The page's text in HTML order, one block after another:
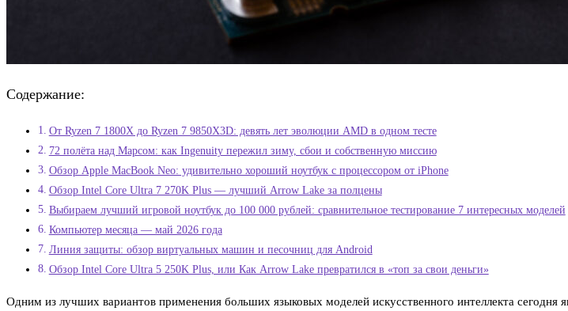
Содержание:
От Ryzen 7 1800X до Ryzen 7 9850X3D: девять лет эволюции AMD в одном тесте
72 полёта над Марсом: как Ingenuity пережил зиму, сбои и собственную миссию
Обзор Apple MacBook Neo: удивительно хороший ноутбук с процессором от iPhone
Обзор Intel Core Ultra 7 270K Plus — лучший Arrow Lake за полцены
Выбираем лучший игровой ноутбук до 100 000 рублей: сравнительное тестирование 7 интересных моделей
Компьютер месяца — май 2026 года
Линия защиты: обзор виртуальных машин и песочниц для Android
Обзор Intel Core Ultra 5 250K Plus, или Как Arrow Lake превратился в «топ за свои деньги»
Одним из лучших вариантов применения больших языковых моделей искусственного интеллекта